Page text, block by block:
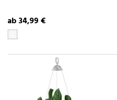
ab 34,99 €